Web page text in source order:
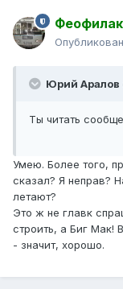
Юрий Аралов
Ты читать
Умею. Более того,
сказал? Я неправ?
летают?
Это ж не главк
строить, а Биг Мак!
- значит, хорошо.